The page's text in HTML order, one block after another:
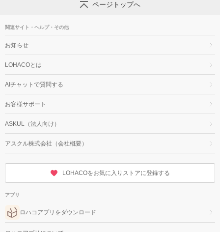
ページトップへ
関連サイト・ヘルプ・その他
お知らせ
LOHACOとは
AIチャットで質問する
お客様サポート
ASKUL（法人向け）
アスクル株式会社（会社概要）
LOHACOをお気に入りストアに登録する
アプリ
ロハコアプリをダウンロード